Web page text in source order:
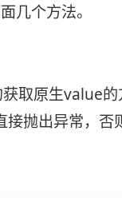
几个方法。
取原生value
抛出异常，否